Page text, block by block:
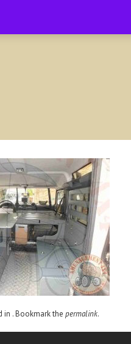
in . Bookmark the permalink.